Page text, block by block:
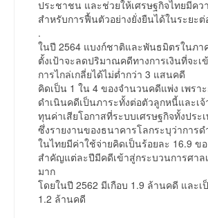
ประชาชน และช่วยให้เศรษฐกิจไทยมีคว
สำหรับการฟื้นตัวอย่างยั่งยืนได้ในระยะต่
.
ในปี 2564 แบงก์ชาติและพันธมิตรในภา
ตั้งเป้าจะลดปริมาณคดีทางการเงินที่จะเ
การไกล่เกลี่ยได้ไม่ต่ำกว่า 3 แสนคดี
คิดเป็น 1 ใน 4 ของจำนวนคดีแพ่ง เพรา
ดำเนินคดีเป็นภาระทั้งต่อตัวลูกหนี้และเ
ทุนค่าเสียโอกาสที่ระบบเศรษฐกิจทั้งประ
ซึ่งรายงานของธนาคารโลกระบุว่าการ
ในไทยมีค่าใช้จ่ายคิดเป็นร้อยละ 16.9 ข
สำคัญแต่ละปีมีคดีเข้าสู่กระบวนการศา
มาก
โดยในปี 2562 มีเกือบ 1.9 ล้านคดี และเ
1.2 ล้านคดี